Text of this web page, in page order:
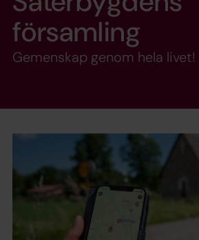
församling
Gemenskap genom hela livet!